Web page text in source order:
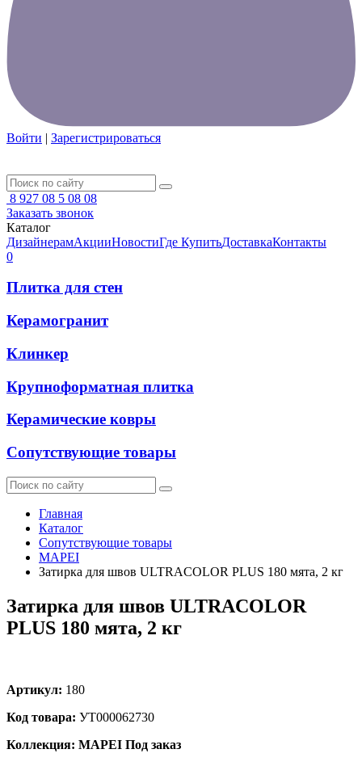
Войти | Зарегистрироваться
8 927 08 5 08 08
Заказать звонок
Каталог
ДизайнерамАкцииНовостиГде КупитьДоставкаКонтакты
0
Плитка для стен
Керамогранит
Клинкер
Крупноформатная плитка
Керамические ковры
Сопутствующие товары
Главная
Каталог
Сопутствующие товары
MAPEI
Затирка для швов ULTRACOLOR PLUS 180 мята, 2 кг
Затирка для швов ULTRACOLOR
PLUS 180 мята, 2 кг
Артикул: 180
Код товара: УТ000062730
Коллекция: MAPEI Под заказ